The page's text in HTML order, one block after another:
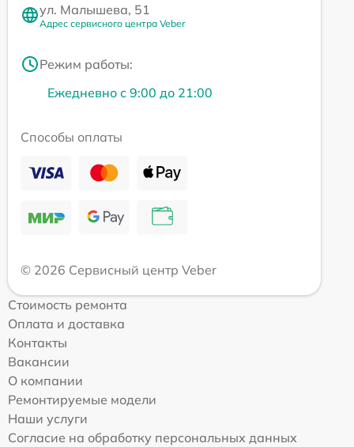
ул. Малышева, 51
Адрес сервисного центра Veber
Режим работы:
Ежедневно с 9:00 до 21:00
Способы оплаты
© 2026 Сервисный центр Veber
Стоимость ремонта
Оплата и доставка
Контакты
Вакансии
О компании
Ремонтируемые модели
Наши услуги
Согласие на обработку персональных данных